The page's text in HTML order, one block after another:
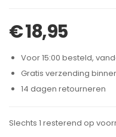
€18,95
Voor 15:00 besteld,
Gratis verzending
14 dagen retourneren
Slechts 1 resterend op